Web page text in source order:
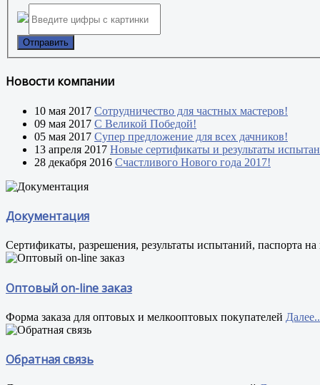
Отправить
Новости компании
10 мая 2017 Сотрудничество для частных мастеров!
09 мая 2017 С Великой Победой!
05 мая 2017 Супер предложение для всех дачников!
13 апреля 2017 Новые сертификаты и результаты
28 декабря 2016 Счастливого Нового года 2017!
Документация
Сертификаты, разрешения, результаты испытаний, паспорта
Оптовый on-line заказ
Форма заказа для оптовых и мелкооптовых покупателей
Обратная связь